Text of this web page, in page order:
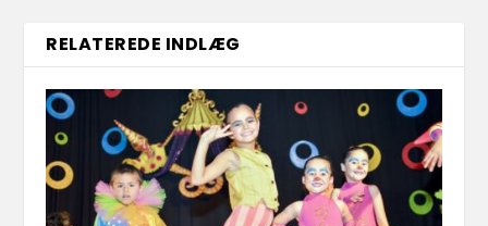
RELATEREDE INDLÆG